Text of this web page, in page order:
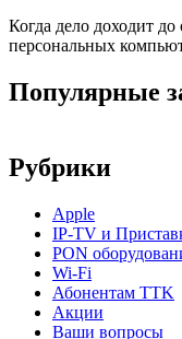
Когда дело доходит
персональных
Популярные
Рубрики
Apple
IP-TV и
PON
Wi-Fi
Абонентам TTK
Акции
Ваши вопросы